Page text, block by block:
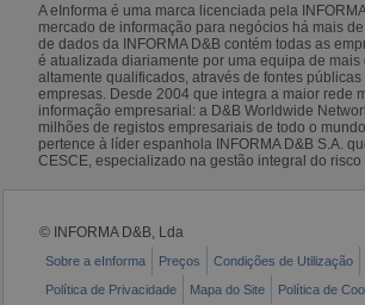
A eInforma é uma marca licenciada pela
mercado de informação para negócios há mais
de dados da INFORMA D&B contém todas as
é atualizada diariamente por uma equipa de mais
altamente qualificados, através de fontes
empresas. Desde 2004 que integra a maior rede
informação empresarial: a D&B Worldwide
milhões de registos empresariais de todo o
pertence à líder espanhola INFORMA D&B S.A.
CESCE, especializado na gestão integral do risco
© INFORMA D&B, Lda
Sobre a eInforma Preços Condições de Utilização
Política de Privacidade
Mapa do Site Política de